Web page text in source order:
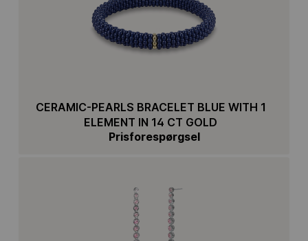
CERAMIC-PEARLS BRACELET BLUE WITH 1
ELEMENT IN 14 CT GOLD
Prisforespørgsel